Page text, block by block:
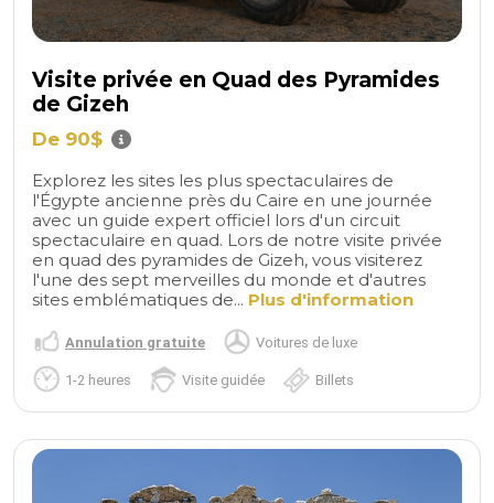
Visite privée en Quad des Pyramides
de Gizeh
De 90$
Explorez les sites les plus spectaculaires de
l'Égypte ancienne près du Caire en une journée
avec un guide expert officiel lors d'un circuit
spectaculaire en quad. Lors de notre visite privée
en quad des pyramides de Gizeh, vous visiterez
l'une des sept merveilles du monde et d'autres
sites emblématiques de... Plus d'information
Annulation gratuite Voitures de luxe
1-2 heures Visite guidée Billets